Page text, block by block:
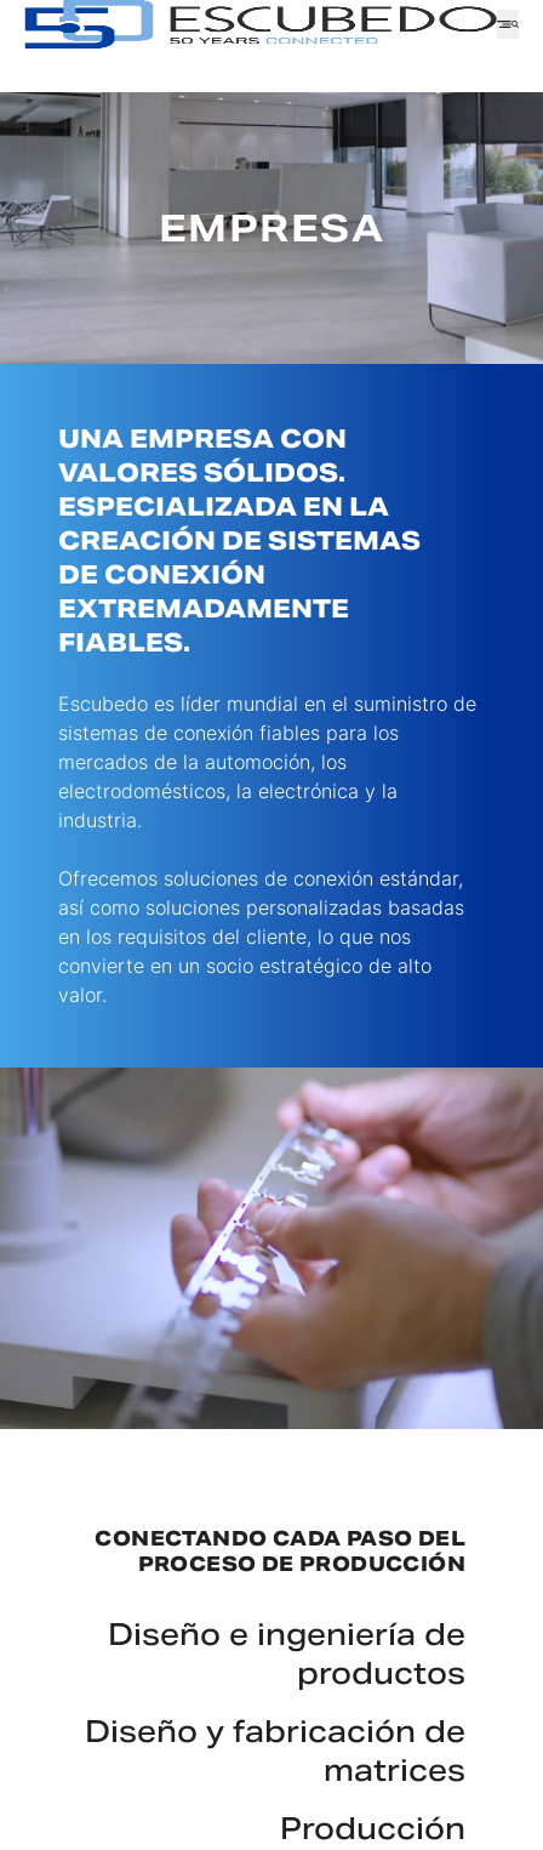
GAMA
SERIE
FAMILIA
Empresa
Logística
Productos
Noticias
SOLICITUD DE MUESTRAS
EMPRESA
UNA EMPRESA CON
VALORES SÓLIDOS.
ESPECIALIZADA EN LA
CREACIÓN DE SISTEMAS
DE CONEXIÓN
EXTREMADAMENTE
FIABLES.
Escubedo es líder mundial en el suministro de
sistemas de conexión fiables para los
mercados de la automoción, los
electrodomésticos, la electrónica y la
industria.
Ofrecemos soluciones de conexión estándar,
así como soluciones personalizadas basadas
en los requisitos del cliente, lo que nos
convierte en un socio estratégico de alto
valor.
CONECTANDO CADA PASO DEL
PROCESO DE PRODUCCIÓN
Diseño e ingeniería de
productos
Diseño y fabricación de
matrices
Producción